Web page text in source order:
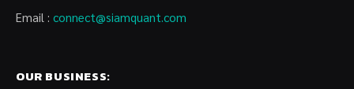
Email : connect@siamquant.com
OUR BUSINESS: